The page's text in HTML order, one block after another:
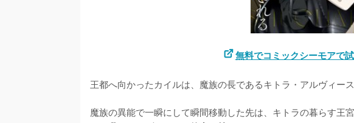
無料でコミックシーモアで
王都へ向かったカイルは、魔族の長であるキトラ・アルヴィー
魔族の異能で一瞬にして瞬間移動した先は、キトラの暮らす王